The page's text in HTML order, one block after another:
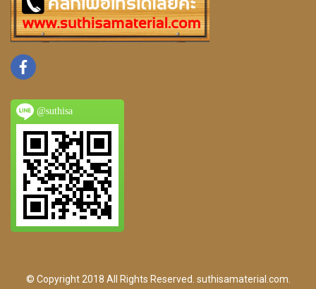
@suthisa
© Copyright 2018 All Rights Reserved. suthisamaterial.com.